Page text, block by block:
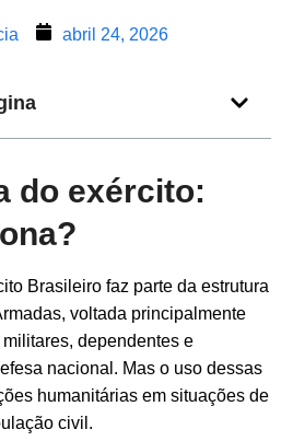
abril 24, 2026
do exército:
Brasileiro faz parte da estrutura
voltada principalmente
dependentes e
nacional. Mas o uso dessas
humanitárias em situações de
civil.